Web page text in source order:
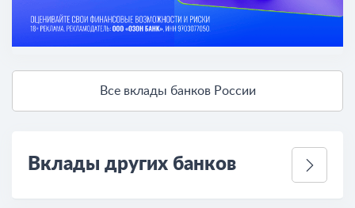
Все вклады банков России
Вклады других банков